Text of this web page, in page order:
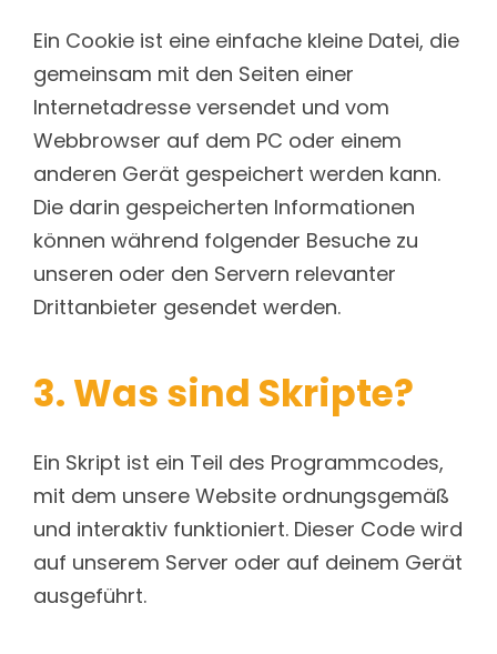
Ein Cookie ist eine einfache kleine Datei, die
gemeinsam mit den Seiten einer
Internetadresse versendet und vom
Webbrowser auf dem PC oder einem
anderen Gerät gespeichert werden kann.
Die darin gespeicherten Informationen
können während folgender Besuche zu
unseren oder den Servern relevanter
Drittanbieter gesendet werden.
3. Was sind Skripte?
Ein Skript ist ein Teil des Programmcodes,
mit dem unsere Website ordnungsgemäß
und interaktiv funktioniert. Dieser Code wird
auf unserem Server oder auf deinem Gerät
ausgeführt.